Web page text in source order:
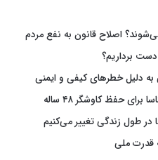
اصلاح قانون به نفع مردم
برداریم؟
در طول زندگی تغییر می‌کنیم
قدرت ملی